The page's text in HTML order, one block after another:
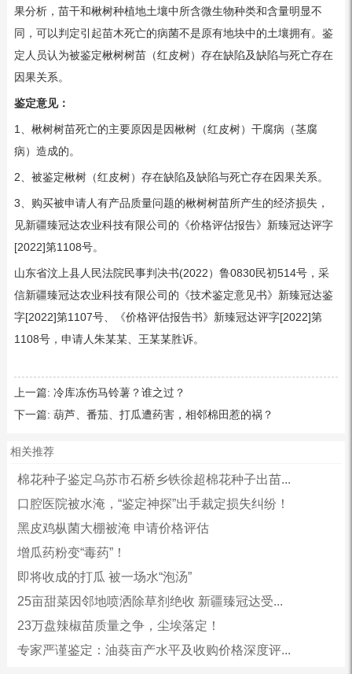
果分析，苗干和楸树种植地土壤中所含微生物种类和含量明显不
同，可以判定引起苗木死亡的病菌不是原有地块中的土壤拥有。鉴
定人员认为被鉴定楸树树苗（红皮树）存在缺陷及缺陷与死亡存在
因果关系。
鉴定意见：
1、楸树树苗死亡的主要原因是因楸树（红皮树）干腐病（茎腐
病）造成的。
2、被鉴定楸树（红皮树）存在缺陷及缺陷与死亡存在因果关系。
3、购买被申请人有产品质量问题的楸树树苗所产生的经济损失，
见新疆臻冠达农业科技有限公司的《价格评估报告》新臻冠达评字
[2022]第1108号。
山东省汶上县人民法院民事判决书(2022）鲁0830民初514号，采
信新疆臻冠达农业科技有限公司的《技术鉴定意见书》新臻冠达鉴
字[2022]第1107号、《价格评估报告书》新臻冠达评字[2022]第
1108号，申请人朱某某、王某某胜诉。
上一篇: 冷库冻伤马铃薯？谁之过？
下一篇: 葫芦、番茄、打瓜遭药害，相邻棉田惹的祸？
相关推荐
棉花种子鉴定乌苏市石桥乡铁徐超棉花种子出苗...
口腔医院被水淹，“鉴定神探”出手裁定损失纠纷！
黑皮鸡枞菌大棚被淹 申请价格评估
增瓜药粉变“毒药”！
即将收成的打瓜 被一场水“泡汤”
25亩甜菜因邻地喷洒除草剂绝收 新疆臻冠达受...
23万盘辣椒苗质量之争，尘埃落定！
专家严谨鉴定：油葵亩产水平及收购价格深度评...